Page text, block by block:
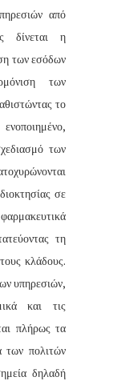
από
δίνεται η
των εσόδων
των
το
των
σε
τη
κλάδους.
υπηρεσιών,
και τις
πλήρως τα
των πολιτών
δηλαδή